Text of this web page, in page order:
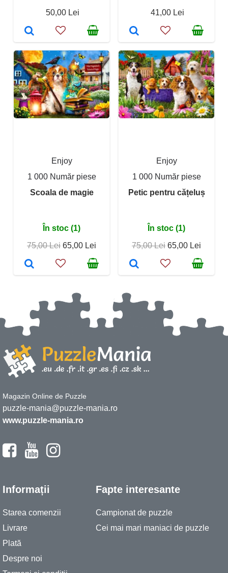
50,00 Lei
41,00 Lei
Enjoy
1 000 Număr piese
Scoala de magie
În stoc (1)
75,00 Lei 65,00 Lei
Enjoy
1 000 Număr piese
Petic pentru cățeluș
În stoc (1)
75,00 Lei 65,00 Lei
Magazin Online de Puzzle
puzzle-mania@puzzle-mania.ro
www.puzzle-mania.ro
Informații
Starea comenzii
Livrare
Plată
Despre noi
Fapte interesante
Campionat de puzzle
Cei mai mari maniaci de puzzle